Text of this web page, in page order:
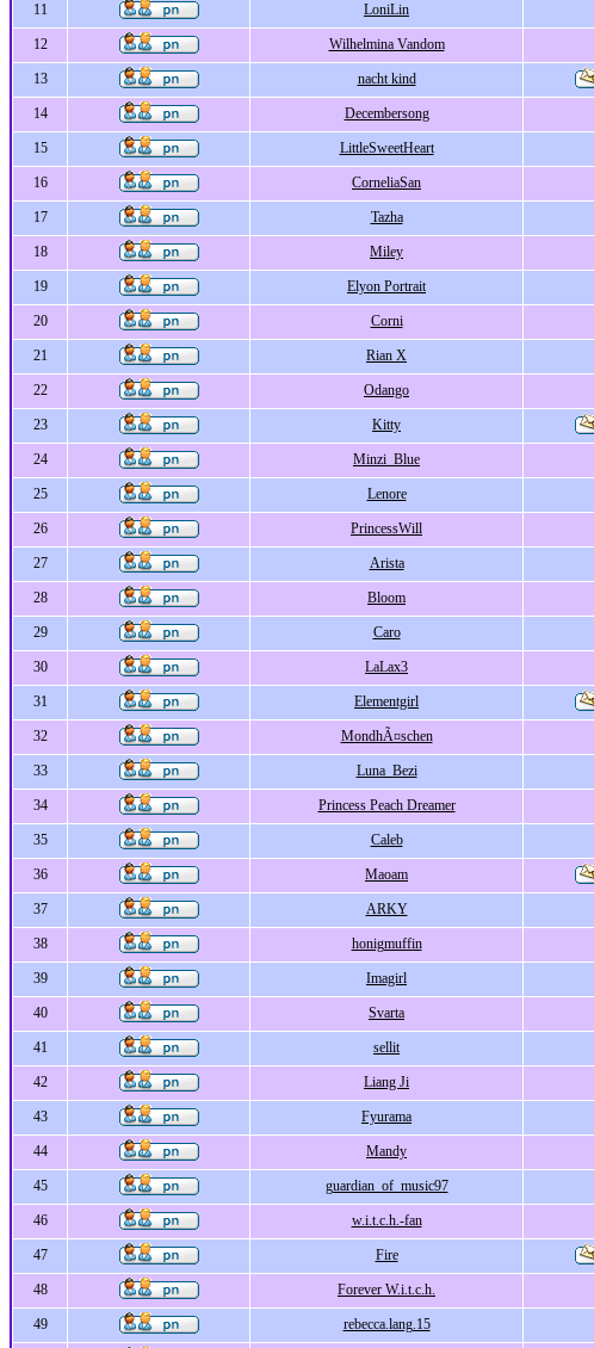
11 LoniLin
12 Wilhelmina Vandom
13 nacht kind
14 Decembersong
15 LittleSweetHeart
16 CorneliaSan
17 Tazha
18 Miley
19 Elyon Portrait
20 Corni
21 Rian X
22 Odango
23 Kitty
24 Minzi_Blue
25 Lenore
26 PrincessWill
27 Arista
28 Bloom
29 Caro
30 LaLax3
31 Elementgirl
32 MondhÃ¤schen
33 Luna_Bezi
34 Princess Peach Dreamer
35 Caleb
36 Maoam
37 ARKY
38 honigmuffin
39 Imagirl
40 Svarta
41 sellit
42 Liang Ji
43 Fyurama
44 Mandy
45 guardian_of_music97
46 w.i.t.c.h.-fan
47 Fire
48 Forever W.i.t.c.h.
49 rebecca.lang.15